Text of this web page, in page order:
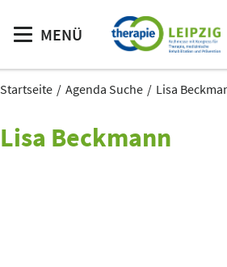
MENÜ
Startseite Agenda Suche Lisa
Lisa Beckmann